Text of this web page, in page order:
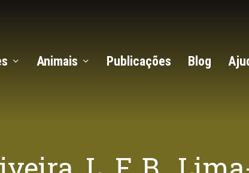
Animais Publicações Blog